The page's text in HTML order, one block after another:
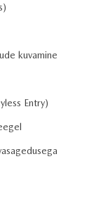
kuvamine
Entry)